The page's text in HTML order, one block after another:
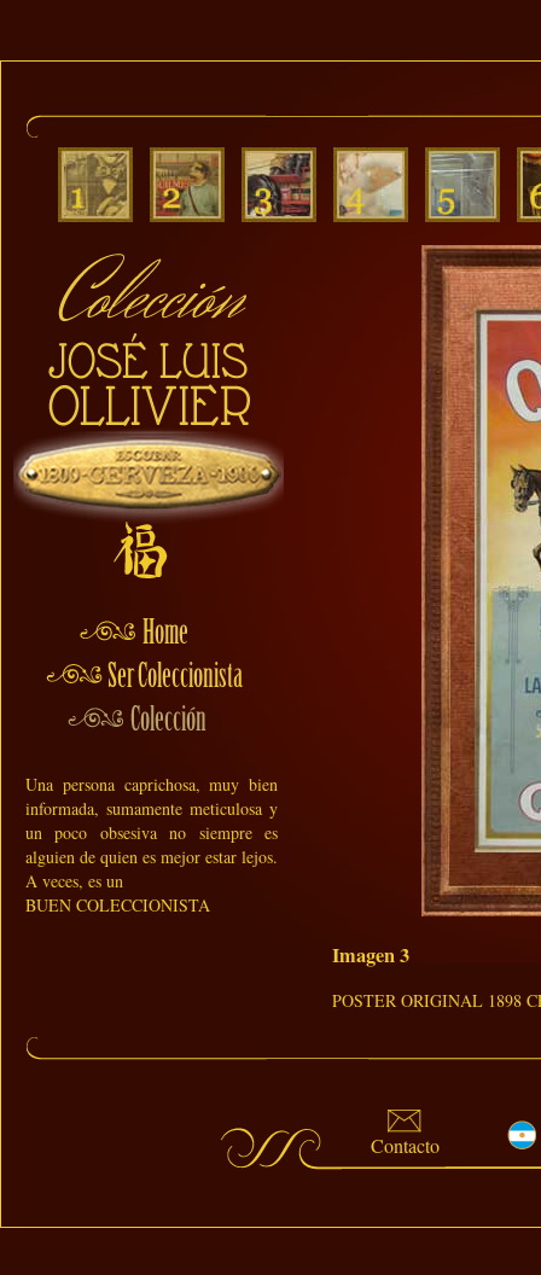
Una persona caprichosa, muy bien
informada, sumamente meticulosa y
un poco obsesiva no siempre es
alguien de quien es mejor estar lejos.
A veces, es un
BUEN COLECCIONISTA
Imagen 3
POSTER ORIGINAL 1898
Contacto